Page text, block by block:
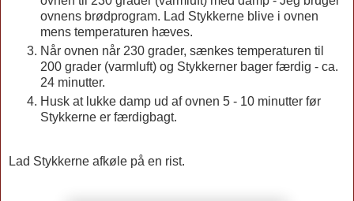
ovnens brødprogram. Lad Stykkerne blive i ovnen
mens temperaturen hæves.
Når ovnen når 230 grader, sænkes temperaturen til
200 grader (varmluft) og Stykkerner bager færdig - ca.
24 minutter.
Husk at lukke damp ud af ovnen 5 - 10 minutter før
Stykkerne er færdigbagt.
Lad Stykkerne afkøle på en rist.